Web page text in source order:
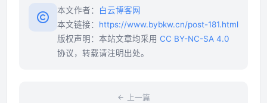
本文作者：
白云博客网
本文链接： https://www.bybkw.cn/post-181.html
版权声明：本站文章均采用 CC BY-NC-SA 4.0
协议，转载请注明出处。
上一篇